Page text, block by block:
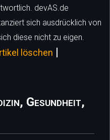
devAS.de
sich ausdrücklich von
diese nicht zu eigen.
löschen |
Gesundheit,